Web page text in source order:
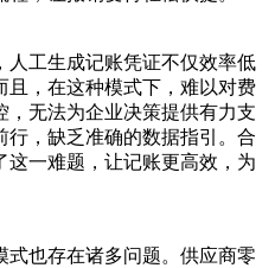
人工生成记账凭证不仅效率低
且，在这种模式下，难以对费
，无法为企业决策提供有力支
行，缺乏准确的数据指引。合
这一难题，让记账更高效，为
式也存在诸多问题。供应商零